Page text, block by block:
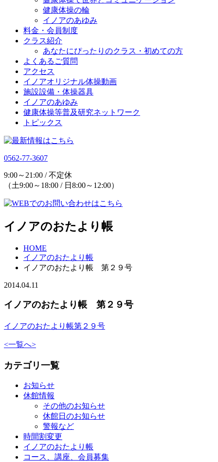
健康体操の輪
イノアのあゆみ
料金・会員制度
クラス紹介
あなたにぴったりのクラス・初めての方
よくあるご質問
アクセス
イノアオリジナル体操動画
施設設備・体操器具
イノアのあゆみ
健康体操等普及研究ネットワーク
トピックス
0562-77-3607
9:00～21:00 / 不定休
（土9:00～18:00 / 日8:00～12:00）
イノアのおたより帳
HOME
イノアのおたより帳
イノアのおたより帳 第２９号
2014.04.11
イノアのおたより帳 第２９号
イノアのおたより帳第２９号
<一覧へ>
カテゴリ一覧
お知らせ
休館情報
その他のお知らせ
休館日のお知らせ
警報など
時間割変更
イノアのおたより帳
コース、講座、会員募集